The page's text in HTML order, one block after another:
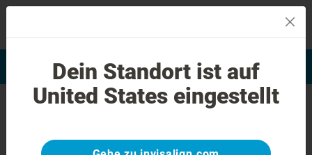
Bewertung Ihres Lächelns Invisalign Anwender finden
404 Fehler
Seien Sie nicht enttäuscht
Dein Standort ist auf
United States eingestellt